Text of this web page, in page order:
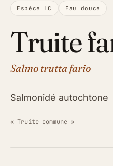
Espèce LC Eau douce
Truite
Salmo trutta fario
Salmonidé autochtone
« Truite commune »